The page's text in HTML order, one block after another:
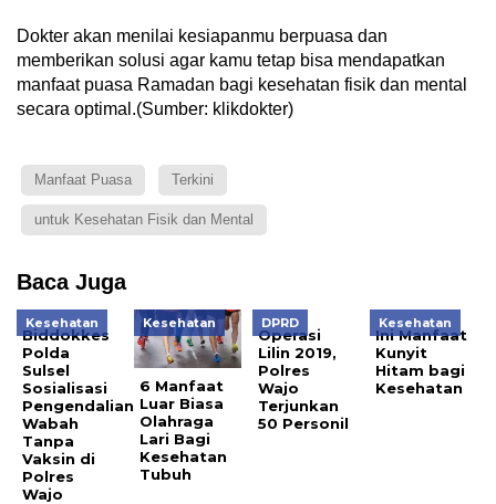
Dokter akan menilai kesiapanmu berpuasa dan
memberikan solusi agar kamu tetap bisa mendapatkan
manfaat puasa Ramadan bagi kesehatan fisik dan mental
secara optimal.(Sumber: klikdokter)
Manfaat Puasa Terkini
untuk Kesehatan Fisik dan Mental
Baca Juga
Kesehatan
Biddokkes
Polda
Sulsel
Sosialisasi
Pengendalian
Wabah
Tanpa
Vaksin di
Polres
Wajo
Kesehatan
6 Manfaat
Luar Biasa
Olahraga
Lari Bagi
Kesehatan
Tubuh
DPRD
Operasi
Lilin 2019,
Polres
Wajo
Terjunkan
50 Personil
Kesehatan
Ini Manfaat
Kunyit
Hitam bagi
Kesehatan